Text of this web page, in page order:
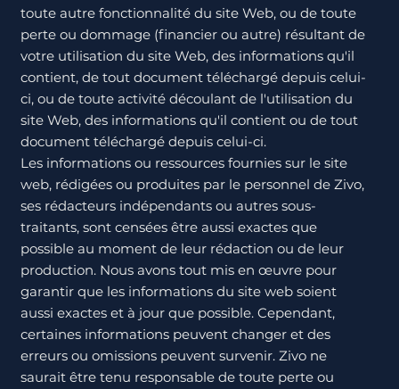
toute autre fonctionnalité du site Web, ou de toute
perte ou dommage (financier ou autre) résultant de
votre utilisation du site Web, des informations qu'il
contient, de tout document téléchargé depuis celui-
ci, ou de toute activité découlant de l'utilisation du
site Web, des informations qu'il contient ou de tout
document téléchargé depuis celui-ci.
Les informations ou ressources fournies sur le site
web, rédigées ou produites par le personnel de Zivo,
ses rédacteurs indépendants ou autres sous-
traitants, sont censées être aussi exactes que
possible au moment de leur rédaction ou de leur
production. Nous avons tout mis en œuvre pour
garantir que les informations du site web soient
aussi exactes et à jour que possible. Cependant,
certaines informations peuvent changer et des
erreurs ou omissions peuvent survenir. Zivo ne
saurait être tenu responsable de toute perte ou